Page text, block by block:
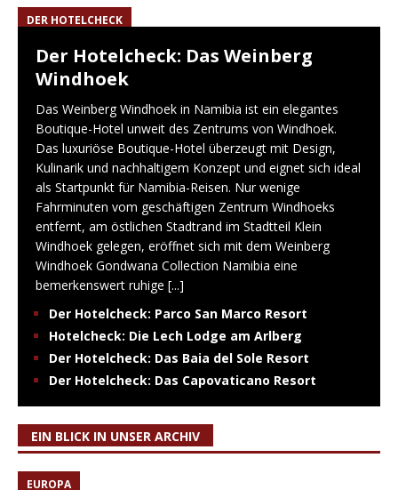
DER HOTELCHECK
Der Hotelcheck: Das Weinberg
Windhoek
Das Weinberg Windhoek in Namibia ist ein elegantes
Boutique-Hotel unweit des Zentrums von Windhoek.
Das luxuriöse Boutique-Hotel überzeugt mit Design,
Kulinarik und nachhaltigem Konzept und eignet sich ideal
als Startpunkt für Namibia-Reisen. Nur wenige
Fahrminuten vom geschäftigen Zentrum Windhoeks
entfernt, am östlichen Stadtrand im Stadtteil Klein
Windhoek gelegen, eröffnet sich mit dem Weinberg
Windhoek Gondwana Collection Namibia eine
bemerkenswert ruhige [...]
Der Hotelcheck: Parco San Marco Resort
Hotelcheck: Die Lech Lodge am Arlberg
Der Hotelcheck: Das Baia del Sole Resort
Der Hotelcheck: Das Capovaticano Resort
EIN BLICK IN UNSER ARCHIV
EUROPA